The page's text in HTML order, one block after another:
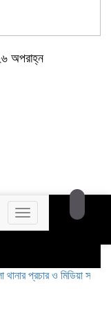
অপরাহ্ন
Toggle
navigation
ও মিডিয়া সম্পাদক হলেন